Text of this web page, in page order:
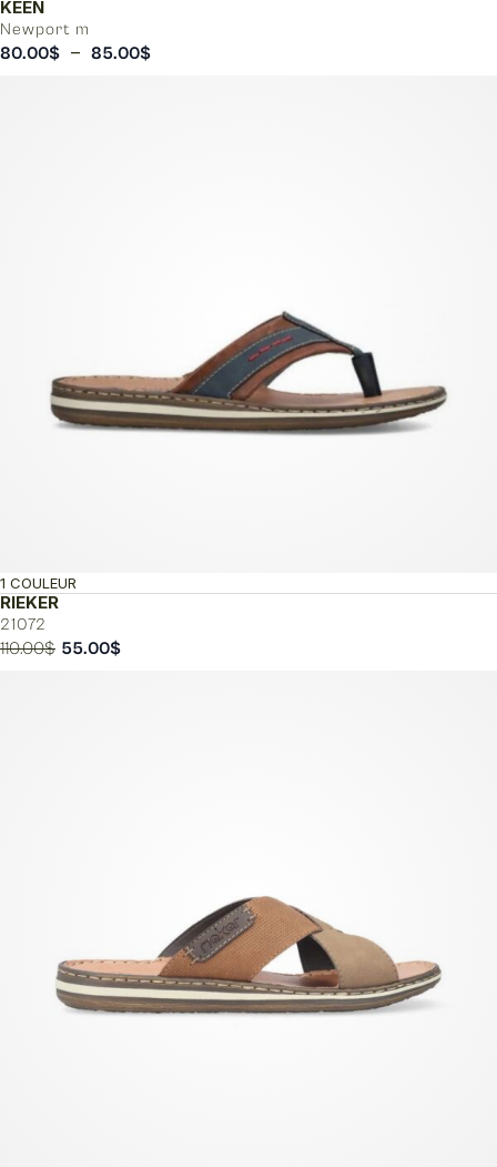
KEEN
Newport m
80.00$ – 85.00$Plage
RIEKER
21072
1 COULEUR
110.00$ Le
55.00$Le